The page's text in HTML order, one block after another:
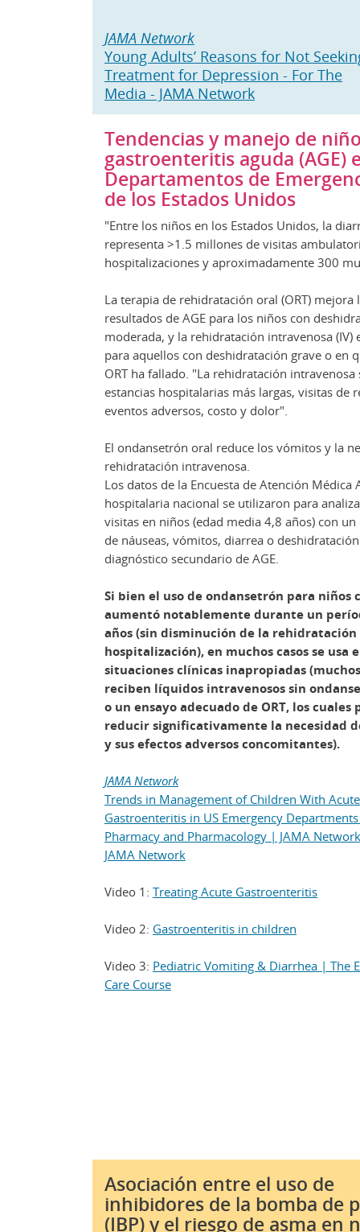
JAMA Network
Young Adults’ Reasons for Not
Treatment for Depression - For The
Media - JAMA Network
Tendencias y manejo de
gastroenteritis aguda (AGE)
Departamentos de
de los Estados Unidos
"Entre los niños en los Estados Unidos, la
representa >1.5 millones de visitas
hospitalizaciones y aproximadamente 300
La terapia de rehidratación oral (ORT) mejora
resultados de AGE para los niños con
moderada, y la rehidratación intravenosa (IV)
para aquellos con deshidratación grave o en
ORT ha fallado. "La rehidratación intravenosa
estancias hospitalarias más largas, visitas de
eventos adversos, costo y dolor".
El ondansetrón oral reduce los vómitos y la
rehidratación intravenosa.
Los datos de la Encuesta de Atención Médica
hospitalaria nacional se utilizaron para
visitas en niños (edad media 4,8 años) con
de náuseas, vómitos, diarrea o
diagnóstico secundario de AGE.
Si bien el uso de ondansetrón para niños
aumentó notablemente durante un
años (sin disminución de la rehidratación
hospitalización), en muchos casos se usa
situaciones clínicas inapropiadas
reciben líquidos intravenosos sin
o un ensayo adecuado de ORT, los cuales
reducir significativamente la necesidad
y sus efectos adversos concomitantes).
JAMA Network
Trends in Management of Children With Acute
Gastroenteritis in US Emergency
Pharmacy and Pharmacology | JAMA
JAMA Network
Video 1: Treating Acute Gastroenteritis
Video 2: Gastroenteritis in children
Video 3: Pediatric Vomiting & Diarrhea | The
Care Course
Asociación entre el uso de
inhibidores de la bomba de
(IBP) y el riesgo de asma en